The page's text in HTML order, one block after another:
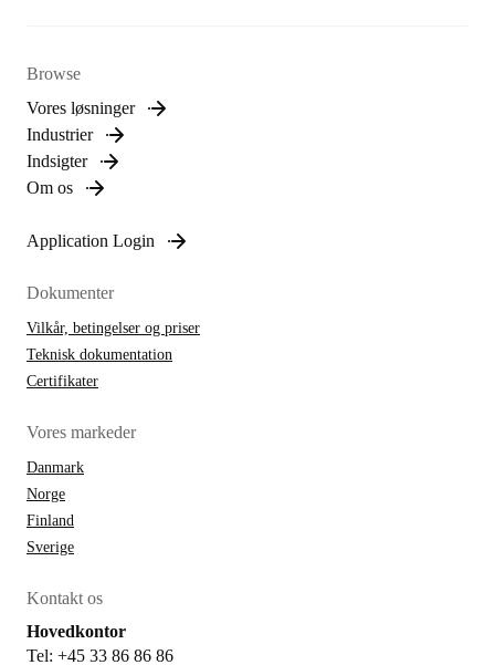
Browse
Vores løsninger
Industrier
Indsigter
Om os
Application Login
Dokumenter
Vilkår, betingelser og priser
Teknisk dokumentation
Certifikater
Vores markeder
Danmark
Norge
Finland
Sverige
Kontakt os
Hovedkontor
Tel: +45 33 86 86 86